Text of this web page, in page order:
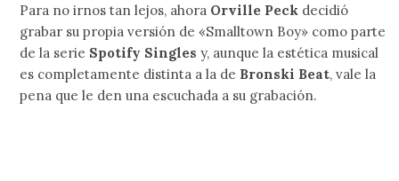
Para no irnos tan lejos, ahora Orville Peck decidió
grabar su propia versión de «Smalltown Boy» como parte
de la serie Spotify Singles y, aunque la estética musical
es completamente distinta a la de Bronski Beat, vale la
pena que le den una escuchada a su grabación.